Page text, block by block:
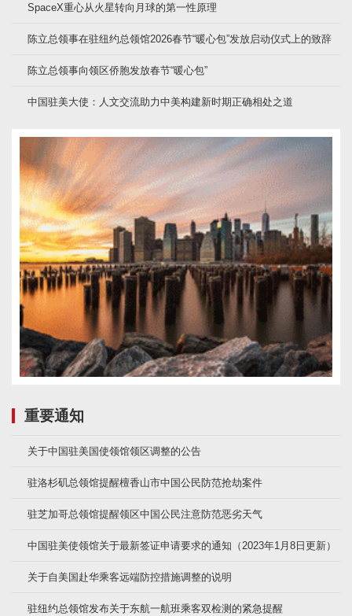
SpaceX重心从火星转向月球的第一性原理
陈立总领事在驻纽约总领馆2026春节“暖心包”发放启动仪式上的致辞
陈立总领事向领区侨胞发放春节“暖心包”
中国驻美大使：人文交流助力中美构建新时期正确相处之道
重要通知
关于中国驻美国使领馆领区调整的公告
驻洛杉矶总领馆提醒檀香山市中国公民防范抢劫案件
驻芝加哥总领馆提醒领区中国公民注意防范恶劣天气
中国驻美使领馆关于最新签证申请要求的通知（2023年1月8日更新）
关于自美国赴华乘客远端防控措施调整的说明
驻纽约总领馆发布关于东航一航班乘客双检测的紧急提醒